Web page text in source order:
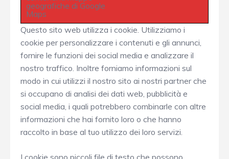
geografiche di Google
Maps
Questo sito web utilizza i cookie. Utilizziamo i
cookie per personalizzare i contenuti e gli annunci,
fornire le funzioni dei social media e analizzare il
nostro traffico. Inoltre forniamo informazioni sul
modo in cui utilizzi il nostro sito ai nostri partner che
si occupano di analisi dei dati web, pubblicità e
social media, i quali potrebbero combinarle con altre
informazioni che hai fornito loro o che hanno
raccolto in base al tuo utilizzo dei loro servizi.
I cookie sono piccoli file di testo che possono